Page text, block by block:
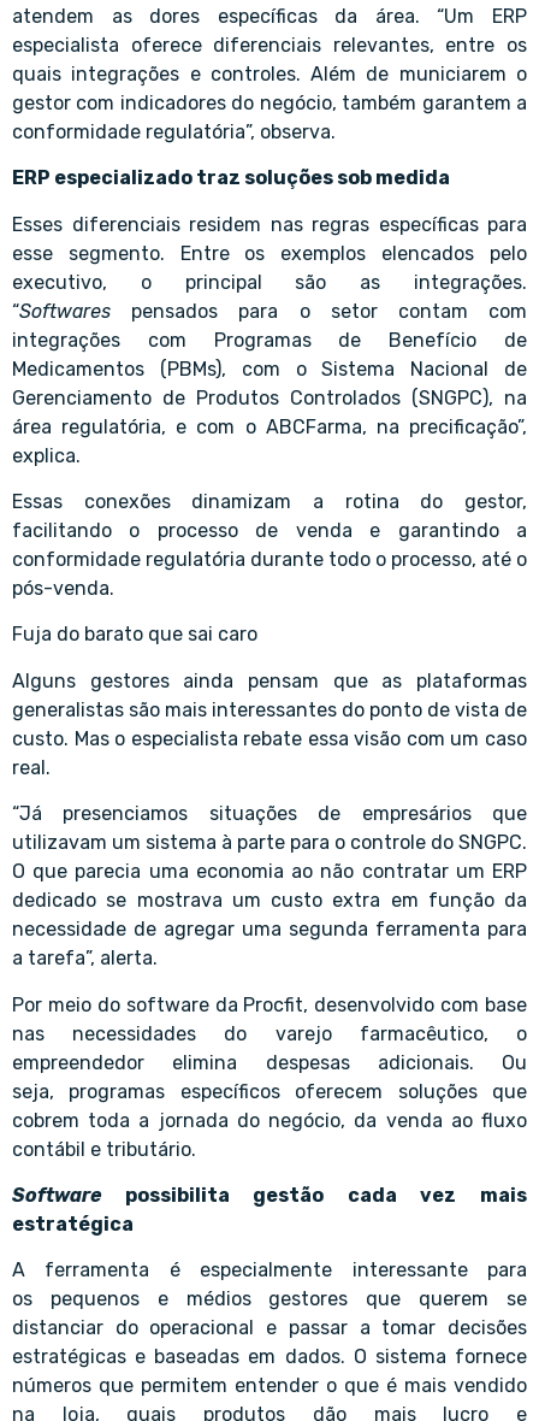
atendem as dores específicas da área. “Um ERP
especialista oferece diferenciais relevantes, entre os
quais integrações e controles. Além de municiarem o
gestor com indicadores do negócio, também garantem a
conformidade regulatória”, observa.
ERP especializado traz soluções sob medida
Esses diferenciais residem nas regras específicas para
esse segmento. Entre os exemplos elencados pelo
executivo, o principal são as integrações.
“Softwares pensados para o setor contam com
integrações com Programas de Benefício de
Medicamentos (PBMs), com o Sistema Nacional de
Gerenciamento de Produtos Controlados (SNGPC), na
área regulatória, e com o ABCFarma, na precificação”,
explica.
Essas conexões dinamizam a rotina do gestor,
facilitando o processo de venda e garantindo a
conformidade regulatória durante todo o processo, até o
pós-venda.
Fuja do barato que sai caro
Alguns gestores ainda pensam que as plataformas
generalistas são mais interessantes do ponto de vista de
custo. Mas o especialista rebate essa visão com um caso
real.
“Já presenciamos situações de empresários que
utilizavam um sistema à parte para o controle do SNGPC.
O que parecia uma economia ao não contratar um ERP
dedicado se mostrava um custo extra em função da
necessidade de agregar uma segunda ferramenta para
a tarefa”, alerta.
Por meio do software da Procfit, desenvolvido com base
nas necessidades do varejo farmacêutico, o
empreendedor elimina despesas adicionais. Ou
seja, programas específicos oferecem soluções que
cobrem toda a jornada do negócio, da venda ao fluxo
contábil e tributário.
Softwarepossibilita gestão cada vez mais
estratégica
A ferramenta é especialmente interessante para
os pequenos e médios gestores que querem se
distanciar do operacional e passar a tomar decisões
estratégicas e baseadas em dados. O sistema fornece
números que permitem entender o que é mais vendido
na loja, quais produtos dão mais lucro e